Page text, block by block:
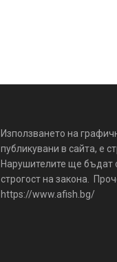
Използването на
публикувани в сайта, е
Нарушителите ще бъдат
строгост на закона.
https://www.afish.bg/